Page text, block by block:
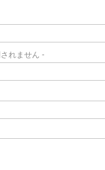
れません -